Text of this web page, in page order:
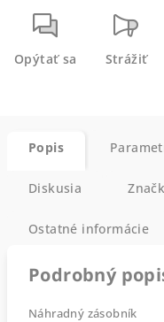
Opýtať sa Strážiť
Popis
Diskusia
Ostatné informácie
Podrobný
Náhradný zásobník